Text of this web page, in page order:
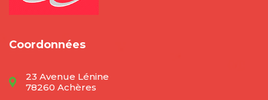
Coordonnées
23 Avenue Lénine
78260 Achères